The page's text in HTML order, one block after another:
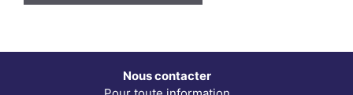
Nous contacter